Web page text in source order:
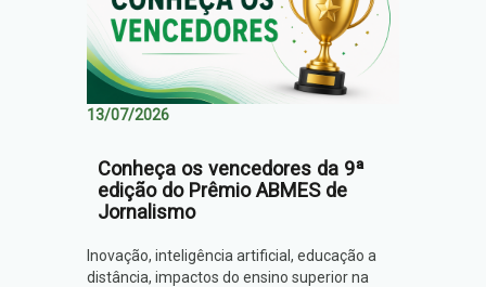
13/07/2026
Conheça os vencedores da 9ª
edição do Prêmio ABMES de
Jornalismo
Inovação, inteligência artificial, educação a
distância, impactos do ensino superior na